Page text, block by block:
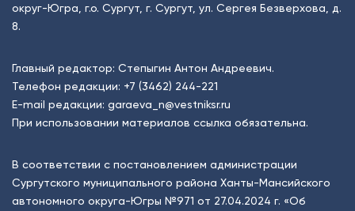
округ-Югра, г.о. Сургут, г. Сургут, ул. Сергея Безверхова, д.
8.
Главный редактор: Степыгин Антон Андреевич.
Телефон редакции: +7 (3462) 244-221
E-mail редакции: garaeva_n@vestniksr.ru
При использовании материалов ссылка обязательна.
В соответствии с постановлением администрации
Сургутского муниципального района Ханты-Мансийского
автономного округа-Югры №971 от 27.04.2024 г. «Об